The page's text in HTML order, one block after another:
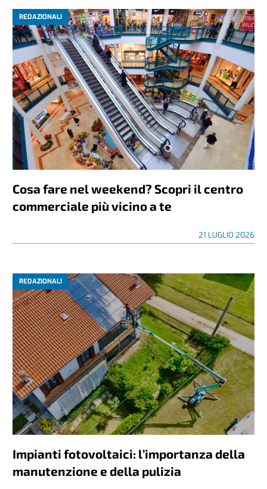
REDAZIONALI
Cosa fare nel weekend? Scopri il centro
commerciale più vicino a te
21 LUGLIO 2026
REDAZIONALI
Impianti fotovoltaici: l’importanza della
manutenzione e della pulizia